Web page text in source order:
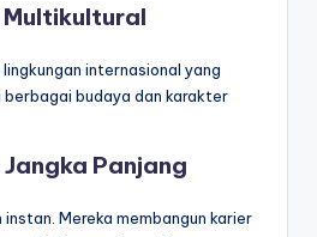
internasional yang
berbagai budaya dan karakter
Panjang
Mereka membangun karier